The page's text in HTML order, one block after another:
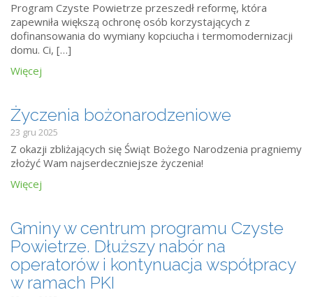
Program Czyste Powietrze przeszedł reformę, która
zapewniła większą ochronę osób korzystających z
dofinansowania do wymiany kopciucha i termomodernizacji
domu. Ci, […]
Więcej
Życzenia bożonarodzeniowe
23 gru 2025
Z okazji zbliżających się Świąt Bożego Narodzenia pragniemy
złożyć Wam najserdeczniejsze życzenia!
Więcej
Gminy w centrum programu Czyste
Powietrze. Dłuższy nabór na
operatorów i kontynuacja współpracy
w ramach PKI